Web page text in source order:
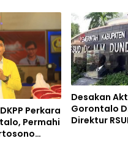
Perkara
Permahi
Desakan
Gorontalo
Direktur